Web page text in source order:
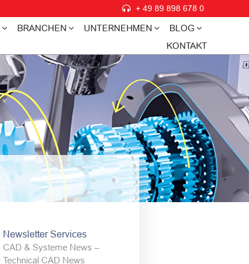
+ 49 89 898 678 0
BRANCHEN UNTERNEHMEN
BLOG
KONTAKT
Newsletter Services
CAD & Systeme News –
Technical CAD News